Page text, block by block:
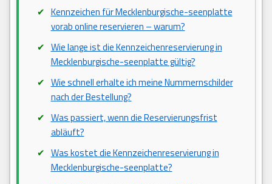
Kennzeichen für Mecklenburgische-seenplatte
vorab online reservieren – warum?
Wie lange ist die Kennzeichenreservierung in
Mecklenburgische-seenplatte gültig?
Wie schnell erhalte ich meine Nummernschilder
nach der Bestellung?
Was passiert, wenn die Reservierungsfrist
abläuft?
Was kostet die Kennzeichenreservierung in
Mecklenburgische-seenplatte?